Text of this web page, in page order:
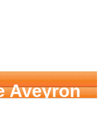
Aveyron